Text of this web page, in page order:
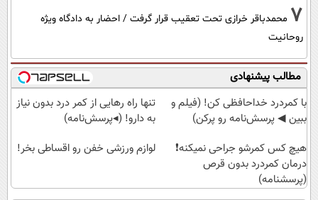
7 محمدباقر خرازی تحت تعقیب قرار گرفت / احضار به دادگاه ویژه
روحانیت
مطالب پیشنهادی
با کمردرد خداحافظی کن! (فیلم و
ببین ◀ پرسش‌نامه رو پرکن)
تنها راه رهایی از کمر درد بدون نیاز
به دارو! (◂پرسش‌نامه)
هیچ کس کمرشو جراحی نمیکنه❗
درمان کمردرد بدون قرص
(پرسشنامه)
لوازم ورزشی خفن رو اقساطی بخر!